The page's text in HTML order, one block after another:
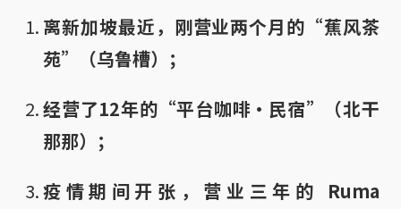
离新加坡最近，刚营业两个月的“蕉风茶
苑”（乌鲁槽）；
经营了12年的“平台咖啡·民宿”（北干
那那）；
疫情期间开张，营业三年的 Ruma